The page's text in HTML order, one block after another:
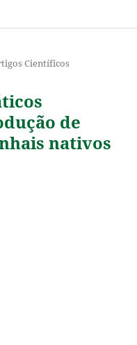
Científicos
de
nativos